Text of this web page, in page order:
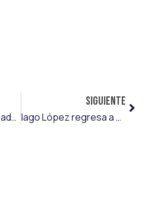
Ale Díez y Mario Losada, la conexión española que ya funciona en Mielec
SIGUIENTE
Iago López regresa a casa y se convierte en nuevo jugador del CD Lugo